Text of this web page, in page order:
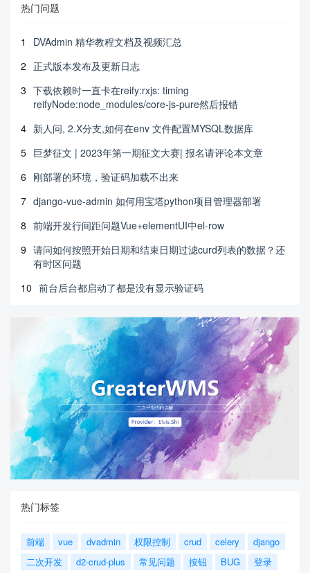
热门问题
1
DVAdmin 精华教程文档及视频汇总
2 正式版本发布及更新日志
3 下载依赖时一直卡在reify:rxjs: timing
reifyNode:node_modules/core-js-pure然后报错
4 新人问, 2.X分支,如何在env 文件配置MYSQL数据库
5 巨梦征文 | 2023年第一期征文大赛| 报名请评论本文章
6 刚部署的环境，验证码加载不出来
7 django-vue-admin 如何用宝塔python项目管理器部署
8 前端开发行间距问题Vue+elementUI中el-row
9 请问如何按照开始日期和结束日期过滤curd列表的数据？还
有时区问题
10 前台后台都启动了都是没有显示验证码
热门标签
前端 vue dvadmin 权限控制 crud celery
django
二次开发
d2-crud-plus 常见问题 按钮 BUG
登录